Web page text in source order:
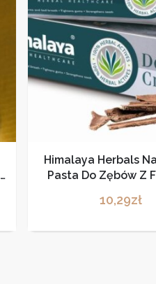
Himalaya Herbals
Pasta Do Zębów Z
10,29zł